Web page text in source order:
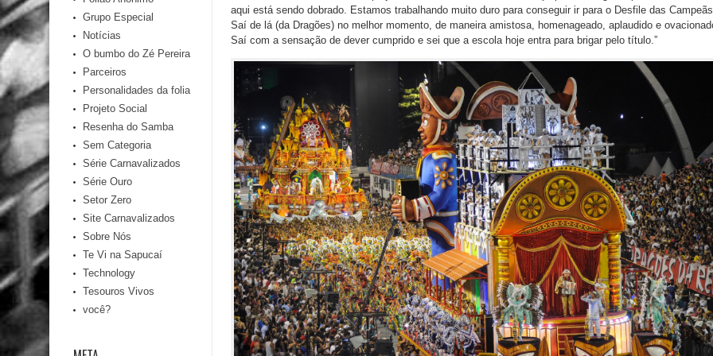
aqui está sendo dobrado. Estamos trabalhando muito duro para conseguir ir para o Desfile das
Saí de lá (da Dragões) no melhor momento, de maneira amistosa, homenageado, aplaudido e
Saí com a sensação de dever cumprido e sei que a escola hoje entra para brigar pelo título.”
Grupo Especial
Notícias
O bumbo do Zé Pereira
Parceiros
Personalidades da folia
Projeto Social
Resenha do Samba
Sem Categoria
Série Carnavalizados
Série Ouro
Setor Zero
Site Carnavalizados
Sobre Nós
Te Vi na Sapucaí
Technology
Tesouros Vivos
você?